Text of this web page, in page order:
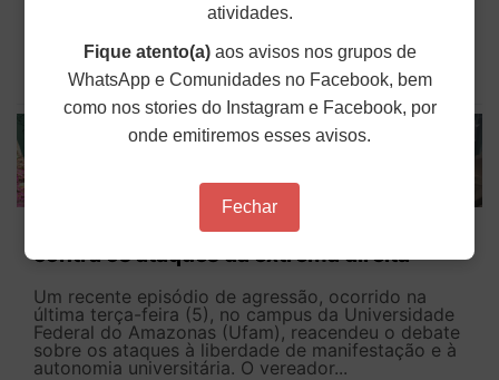
retirar cerca de 150 estudantes que ocupavam o
Publicado em: 11 de Maio de 2026
Invasão na Ufam mobiliza docentes
contra os ataques da extrema direita
Um recente episódio de agressão, ocorrido na
última terça-feira (5), no campus da Universidade
Federal do Amazonas (Ufam), reacendeu o debate
sobre os ataques à liberdade de manifestação e à
autonomia universitária. O vereador...
atividades.
Fique atento(a)aos avisos nos grupos de
WhatsApp e Comunidades no Facebook, bem
como nos stories do Instagram e Facebook, por
onde emitiremos esses avisos.
Fechar